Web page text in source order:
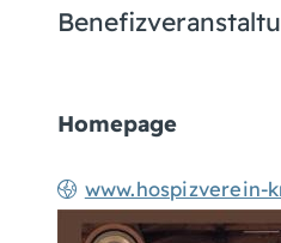
Homepage
www.hospizverein-